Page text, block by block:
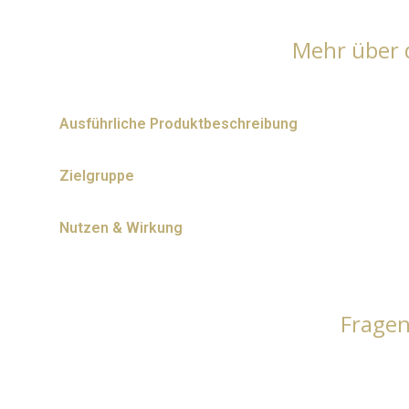
Mehr über
Ausführliche Produktbeschreibung
Zielgruppe
Nutzen & Wirkung